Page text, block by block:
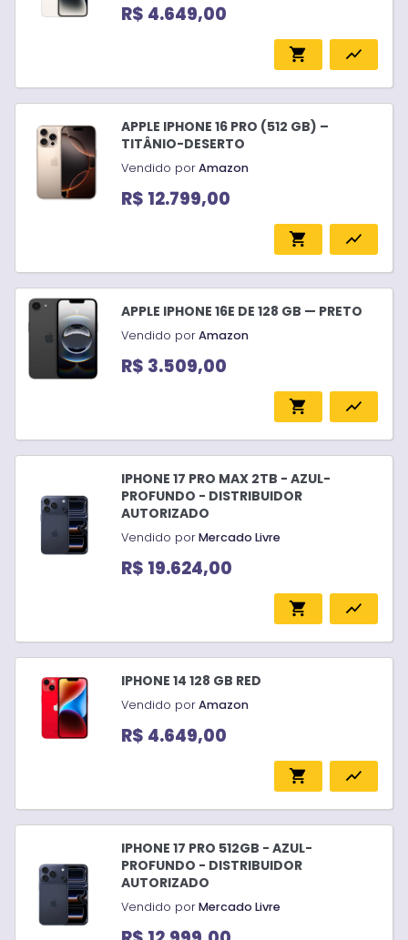
R$ 4.649,00
shopping_cart show_chart
APPLE IPHONE 16 PRO (512 GB) –
TITÂNIO-DESERTO
Vendido porAmazon
R$ 12.799,00
shopping_cart show_chart
APPLE IPHONE 16E DE 128 GB — PRETO
Vendido porAmazon
R$ 3.509,00
shopping_cart show_chart
IPHONE 17 PRO MAX 2TB - AZUL-
PROFUNDO - DISTRIBUIDOR
AUTORIZADO
Vendido porMercado Livre
R$ 19.624,00
shopping_cart show_chart
IPHONE 14 128 GB RED
Vendido porAmazon
R$ 4.649,00
shopping_cart show_chart
IPHONE 17 PRO 512GB - AZUL-
PROFUNDO - DISTRIBUIDOR
AUTORIZADO
Vendido porMercado Livre